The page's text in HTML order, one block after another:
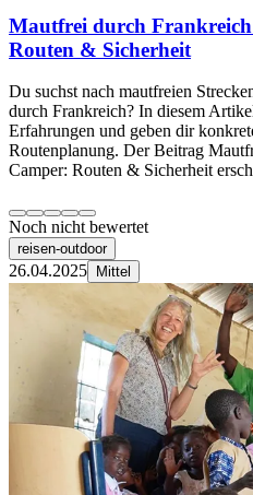
Mautfrei durch
Routen & Sicherheit
Du suchst nach mautfreien
durch Frankreich? In diesem
Erfahrungen und geben dir
Routenplanung. Der Beitrag
Camper: Routen & Sicherheit
Noch nicht bewertet
reisen-outdoor
26.04.2025 Mittel